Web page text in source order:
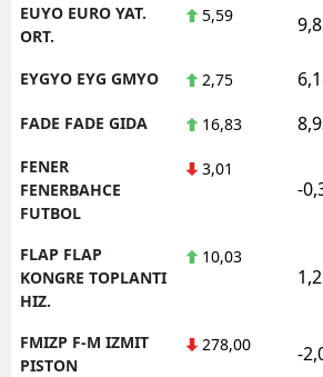
EUYO EURO YAT.
ORT.
5,59
EYGYO EYG GMYO 2,75
FADE FADE GIDA 16,83
FENER
FENERBAHCE
FUTBOL
3,01
-
FLAP FLAP
KONGRE TOPLANTI
HIZ.
10,03
FMIZP F-M IZMIT
PISTON
278,00 -